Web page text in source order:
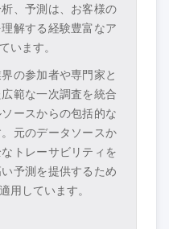
、予測は、お客様の
解する経験豊富なア
います。
の参加者や専門家と
範な一次調査を統合
ースからの包括的な
元のデータソースか
トレーサビリティを
予測を提供するため
用しています。